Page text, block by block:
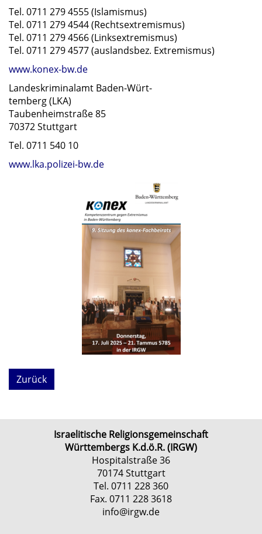
Tel. 0711 279 4555 (Islamismus)
Tel. 0711 279 4544 (Rechtsextremismus)
Tel. 0711 279 4566 (Linksextremismus)
Tel. 0711 279 4577 (auslandsbez. Extremismus)
www.konex-bw.de
Landeskriminalamt Baden-Würt-
temberg (LKA)
Taubenheimstraße 85
70372 Stuttgart
Tel. 0711 540 10
www.lka.polizei-bw.de
Zurück
Israelitische Religionsgemeinschaft
Württembergs K.d.ö.R. (IRGW)
Hospitalstraße 36
70174 Stuttgart
Tel. 0711 228 360
Fax. 0711 228 3618
info@irgw.de